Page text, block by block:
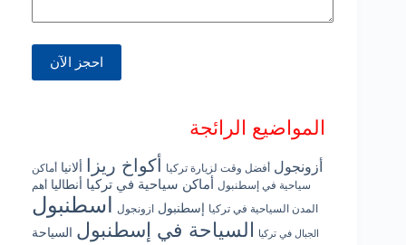
المواضيع الرائجة
أزونجول أفضل وقت لزيارة تركيا أكواخ ريزا ألانيا أماكن
سياحية في إسطنبول أماكن سياحية في تركيا أنطاليا أهم
المدن السياحية في تركيا إسطنبول ازونجول اسطنبول
الجبال في تركيا السياحة في إسطنبول السياحة